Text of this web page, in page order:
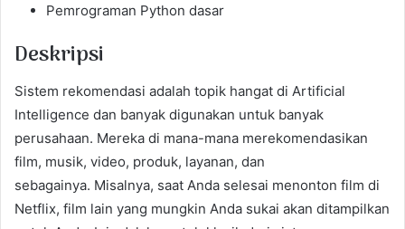
Pemrograman Python dasar
Deskripsi
Sistem rekomendasi adalah topik hangat di Artificial
Intelligence dan banyak digunakan untuk banyak
perusahaan. Mereka di mana-mana merekomendasikan
film, musik, video, produk, layanan, dan
sebagainya. Misalnya, saat Anda selesai menonton film di
Netflix, film lain yang mungkin Anda sukai akan ditampilkan